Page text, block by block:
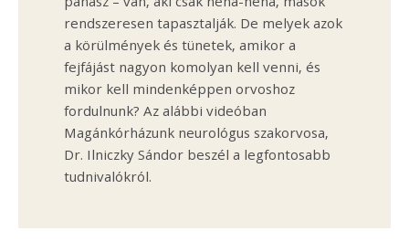
rendszeresen tapasztalják. De melyek azok
a körülmények és tünetek, amikor a
fejfájást nagyon komolyan kell venni, és
mikor kell mindenképpen orvoshoz
fordulnunk? Az alábbi videóban
Magánkórházunk neurológus szakorvosa,
Dr. Ilniczky Sándor beszél a legfontosabb
tudnivalókról.